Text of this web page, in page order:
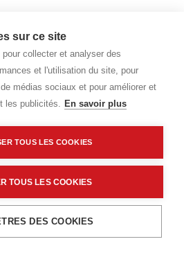
sur ce site
collecter et analyser des
et l'utilisation du site, pour
médias sociaux et pour améliorer et
les publicités. En savoir plus
TOUS LES COOKIES
TOUS LES COOKIES
DES COOKIES
Sur commande
au panier